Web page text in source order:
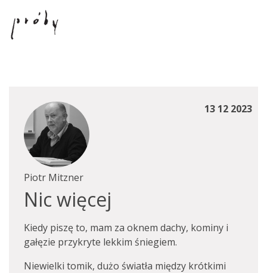
13 12 2023
Piotr Mitzner
Nic więcej
Kiedy piszę to, mam za oknem dachy, kominy i
gałęzie przykryte lekkim śniegiem.
Niewielki tomik, dużo światła między krótkimi